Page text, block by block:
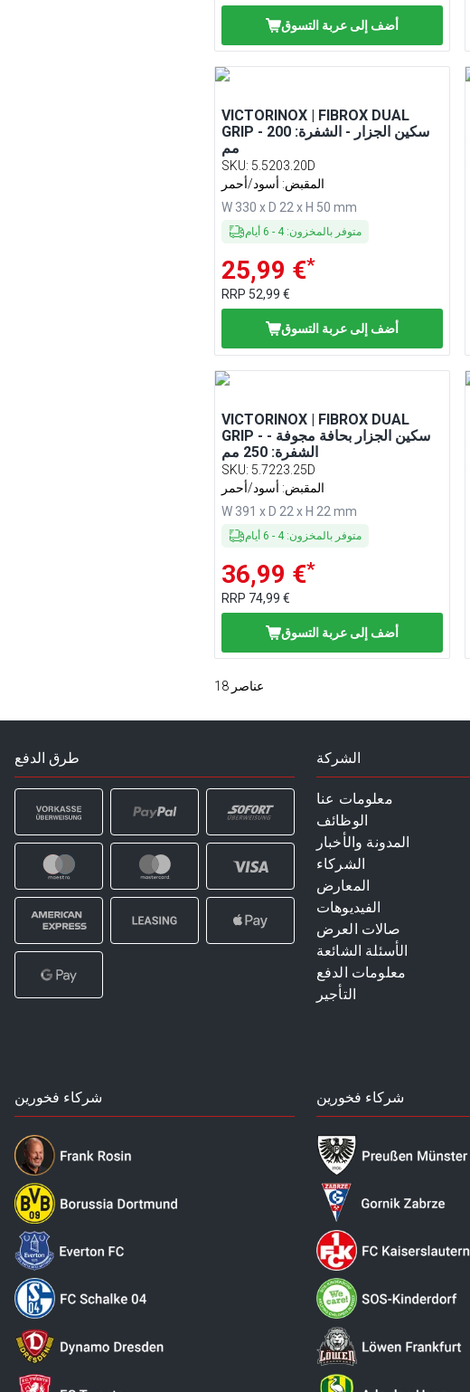
أضف إلى عربة التسوق
VICTORINOX | FIBROX DUAL
GRIP - سكين الجزار - الشفرة: 200
مم
SKU: 5.5203.20D
المقبض: أسود/أحمر
W 330 x D 22 x H 50 mm
متوفر بالمخزون:
4
-
6 أيام
25,99 €*
RRP 52,99 €
أضف إلى عربة التسوق
VICTORINOX | FIBROX DUAL
GRIP - سكين الجزار بحافة مجوفة -
الشفرة: 250 مم
SKU: 5.7223.25D
المقبض: أسود/أحمر
W 391 x D 22 x H 22 mm
متوفر بالمخزون:
4
-
6 أيام
36,99 €*
RRP 74,99 €
أضف إلى عربة التسوق
18 عناصر
طرق الدفع الشركة
معلومات عنا
الوظائف
المدونة والأخبار
الشركاء
المعارض
الفيديوهات
صالات العرض
الأسئلة الشائعة
معلومات الدفع
التأجير
شركاء فخورين شركاء فخورين